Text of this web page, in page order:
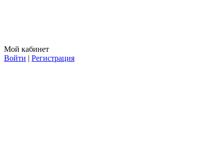
Мой кабинет
Войти | Регистрация